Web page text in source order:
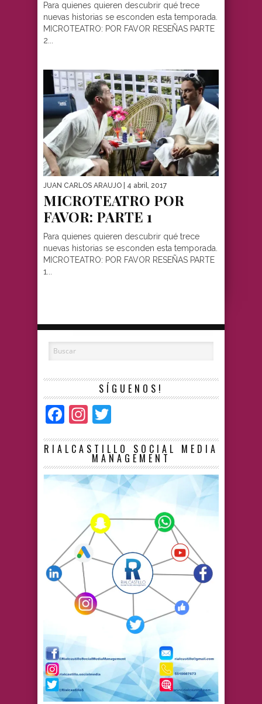
Para quienes quieren descubrir qué trece
nuevas historias se esconden esta temporada.
MICROTEATRO: POR FAVOR RESEÑAS PARTE
2...
JUAN CARLOS ARAUJO | 4 abril, 2017
MICROTEATRO POR
FAVOR: PARTE 1
Para quienes quieren descubrir qué trece
nuevas historias se esconden esta temporada.
MICROTEATRO: POR FAVOR RESEÑAS PARTE
1...
SÍGUENOS!
Facebook
Instagram
RIALCASTILLO SOCIAL MEDIA
MANAGEMENT